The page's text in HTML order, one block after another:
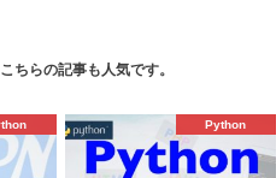
こちらの記事も人気です。
Python